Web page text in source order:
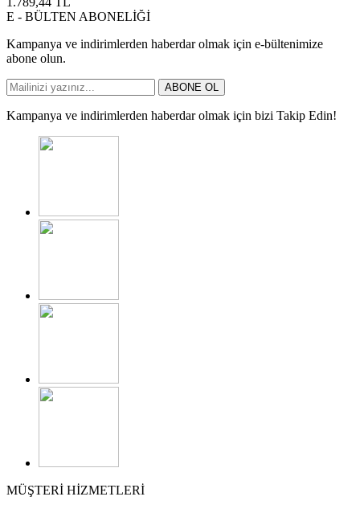
E - BÜLTEN ABONELİĞİ
Kampanya ve indirimlerden haberdar olmak için e-bültenimize
abone olun.
ABONE OL
Kampanya ve indirimlerden haberdar olmak için bizi Takip Edin!
MÜŞTERİ HİZMETLERİ